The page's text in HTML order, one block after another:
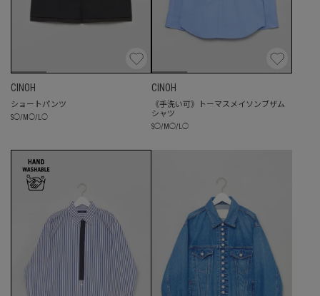
CINOH
ショートパンツ
S◯/ M ◯/ ◯
CINOH
《手洗い可》トーマスメイソンブザム
シャツ
S◯/ M ◯/ ◯